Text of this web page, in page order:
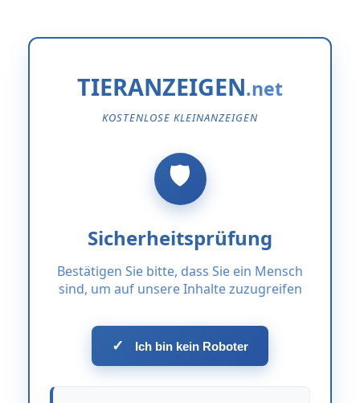
TIERANZEIGEN
KOSTENLOSE KLEINANZEIGEN
Sicherheitsprüfung
Bestätigen Sie bitte, dass Sie ein Mensch
sind, um auf unsere Inhalte zuzugreifen
✓ Ich bin kein Roboter